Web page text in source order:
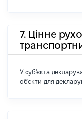
7. Цінне
У суб'єкта
об'єкти для